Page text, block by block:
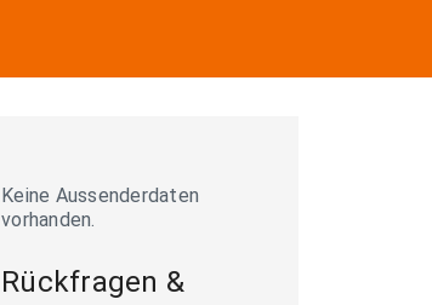
Keine Aussenderdaten
vorhanden.
Rückfragen &